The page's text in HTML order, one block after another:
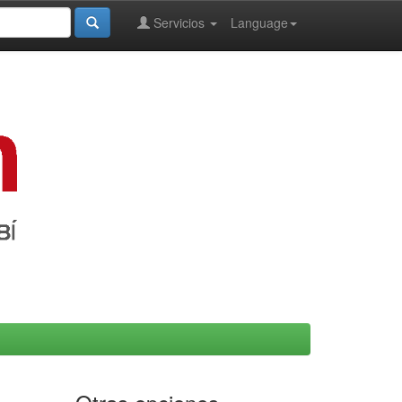
Language
Servicios